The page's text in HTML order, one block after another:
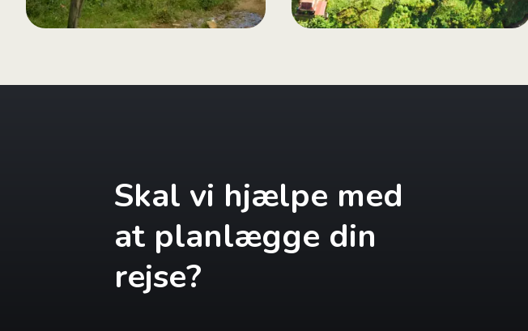
Skal vi hjælpe med
at planlægge din
rejse?